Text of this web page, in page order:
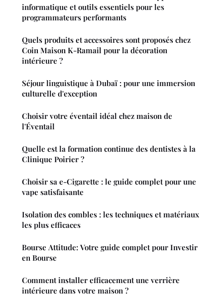
informatique et outils essentiels pour les
programmateurs performants
Quels produits et accessoires sont proposés chez
Coin Maison K-Ramail pour la décoration
intérieure ?
Séjour linguistique à Dubaï : pour une immersion
culturelle d'exception
Choisir votre éventail idéal chez maison de
l'Éventail
Quelle est la formation continue des dentistes à la
Clinique Poirier ?
Choisir sa e-Cigarette : le guide complet pour une
vape satisfaisante
Isolation des combles : les techniques et matériaux
les plus efficaces
Bourse Attitude: Votre guide complet pour Investir
en Bourse
Comment installer efficacement une verrière
intérieure dans votre maison ?